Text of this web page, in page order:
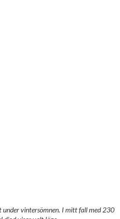
under vintersömnen. I mitt fall med 230